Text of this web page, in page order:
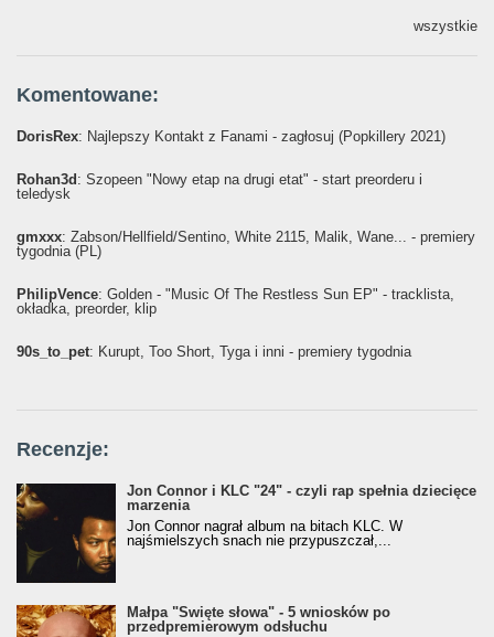
wszystkie
Komentowane:
DorisRex: Najlepszy Kontakt z Fanami - zagłosuj (Popkillery 2021)
Rohan3d : Szopeen "Nowy etap na drugi etat" - start preorderu i
teledysk
gmxxx: Żabson/Hellfield/Sentino, White 2115, Malik, Wane... - premiery
tygodnia (PL)
PhilipVence: Golden - "Music Of The Restless Sun EP" - tracklista,
okładka, preorder, klip
90s_to_pet: Kurupt, Too Short, Tyga i inni - premiery tygodnia
Recenzje:
Jon Connor i KLC "24" - czyli rap spełnia dziecięce
marzenia
Jon Connor nagrał album na bitach KLC. W
najśmielszych snach nie przypuszczał,...
Małpa "Święte słowa" - 5 wniosków po
przedpremierowym odsłuchu